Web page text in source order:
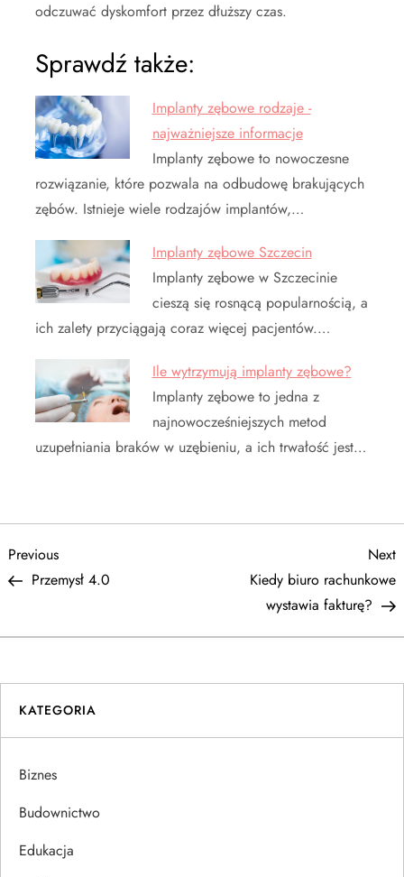
odczuwać dyskomfort przez dłuższy czas.
Sprawdź także:
Implanty zębowe rodzaje -
najważniejsze informacje
Implanty zębowe to nowoczesne
rozwiązanie, które pozwala na odbudowę brakujących
zębów. Istnieje wiele rodzajów implantów,…
Implanty zębowe Szczecin
Implanty zębowe w Szczecinie
cieszą się rosnącą popularnością, a
ich zalety przyciągają coraz więcej pacjentów.…
Ile wytrzymują implanty zębowe?
Implanty zębowe to jedna z
najnowocześniejszych metod
uzupełniania braków w uzębieniu, a ich trwałość jest…
N
w
i
g
a
c
Previous
Post
Previous
Przemysł 4.0
Next
Kiedy biuro rachunkowe
wystawia fakturę?
KATEGORIA
Biznes
Budownictwo
Edukacja